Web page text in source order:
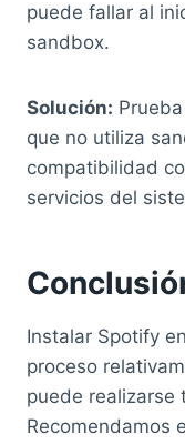
puede fallar al
sandbox.
Solución:
que no utiliza
compatibilidad
servicios del
Instalar Spotify
proceso
puede realizarse
Recomendamos